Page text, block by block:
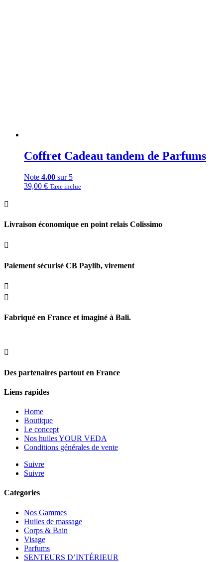
Coffret Cadeau tandem de Parfums
Note 4.00 sur 5
39,00 € Taxe inclue

Livraison économique en point relais Colissimo

Paiement sécurisé CB Paylib, virement


Fabriqué en France et imaginé à Bali.

Des partenaires partout en France
Liens rapides
Home
Boutique
Le concept
Nos huiles YOUR VEDA
Conditions générales de vente
Suivre
Suivre
Categories
Nos Gammes
Huiles de massage
Corps & Bain
Visage
Parfums
SENTEURS D’INTÉRIEUR